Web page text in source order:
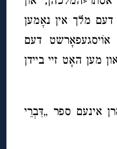
מלך אין נאָמען
דעם
מען האָט זיי ביידן
אינעם ספר „דִּבְרֵי